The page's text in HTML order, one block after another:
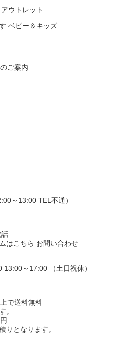
アウトレット
ベビー＆キッズ
ご案内
～13:00 TEL不通）
話
お問い合わせ
～17:00 （土日祝休）
で送料無料
。
りとなります。